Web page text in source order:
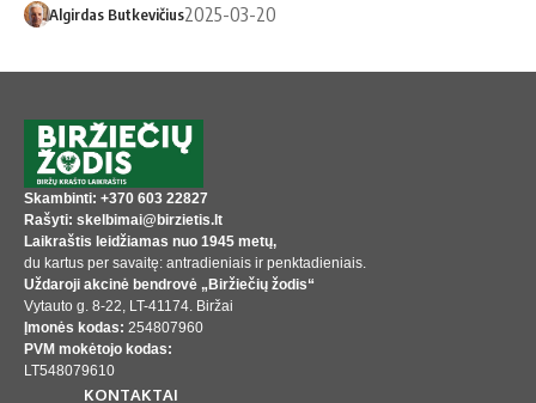
Algirdas Butkevičius2025-03-20
Skambinti: +370 603 22827
Rašyti: skelbimai@birzietis.lt
Laikraštis leidžiamas nuo 1945 metų,
du kartus per savaitę: antradieniais ir penktadieniais.
Uždaroji akcinė bendrovė „Biržiečių žodis“
Vytauto g. 8-22, LT-41174. Biržai
Įmonės kodas: 254807960
PVM mokėtojo kodas:
LT548079610
KONTAKTAI